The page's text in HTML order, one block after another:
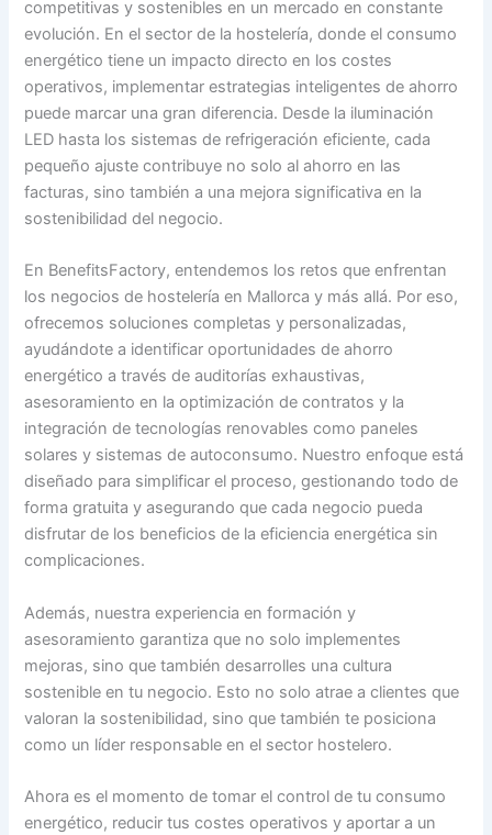
competitivas y sostenibles en un mercado en constante
evolución. En el sector de la hostelería, donde el consumo
energético tiene un impacto directo en los costes
operativos, implementar estrategias inteligentes de ahorro
puede marcar una gran diferencia. Desde la iluminación
LED hasta los sistemas de refrigeración eficiente, cada
pequeño ajuste contribuye no solo al ahorro en las
facturas, sino también a una mejora significativa en la
sostenibilidad del negocio.
En BenefitsFactory, entendemos los retos que enfrentan
los negocios de hostelería en Mallorca y más allá. Por eso,
ofrecemos soluciones completas y personalizadas,
ayudándote a identificar oportunidades de ahorro
energético a través de auditorías exhaustivas,
asesoramiento en la optimización de contratos y la
integración de tecnologías renovables como paneles
solares y sistemas de autoconsumo. Nuestro enfoque está
diseñado para simplificar el proceso, gestionando todo de
forma gratuita y asegurando que cada negocio pueda
disfrutar de los beneficios de la eficiencia energética sin
complicaciones.
Además, nuestra experiencia en formación y
asesoramiento garantiza que no solo implementes
mejoras, sino que también desarrolles una cultura
sostenible en tu negocio. Esto no solo atrae a clientes que
valoran la sostenibilidad, sino que también te posiciona
como un líder responsable en el sector hostelero.
Ahora es el momento de tomar el control de tu consumo
energético, reducir tus costes operativos y aportar a un